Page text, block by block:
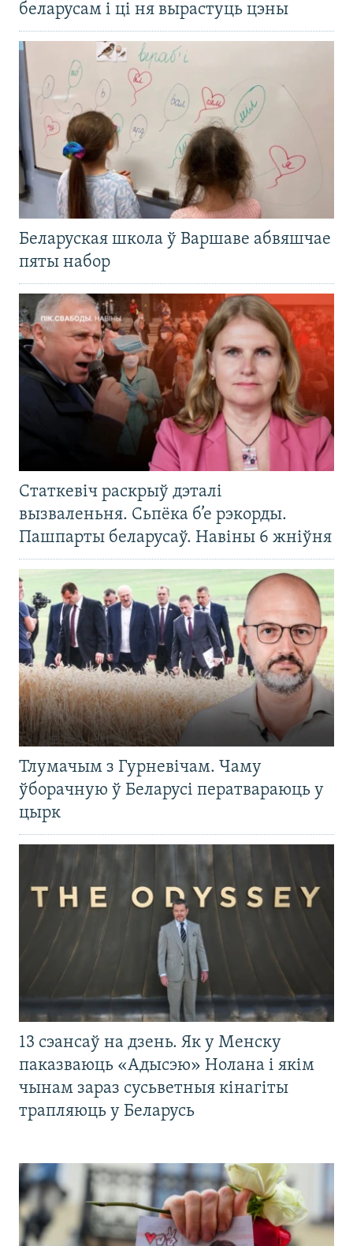
беларусам і ці ня вырастуць цэны
Беларуская школа ў Варшаве абвяшчае
пяты набор
Статкевіч раскрыў дэталі
вызваленьня. Сьпёка б’е рэкорды.
Пашпарты беларусаў. Навіны 6 жніўня
Тлумачым з Гурневічам. Чаму
ўборачную ў Беларусі ператвараюць у
цырк
13 сэансаў на дзень. Як у Менску
паказваюць «Адысэю» Нолана і якім
чынам зараз сусьветныя кінагіты
трапляюць у Беларусь